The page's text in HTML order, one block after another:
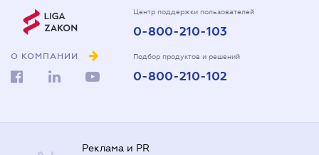
О КОМПАНИИ
Центр поддержки пользователей
0-800-210-103
Подбор продуктов и решений
0-800-210-102
Реклама и PR